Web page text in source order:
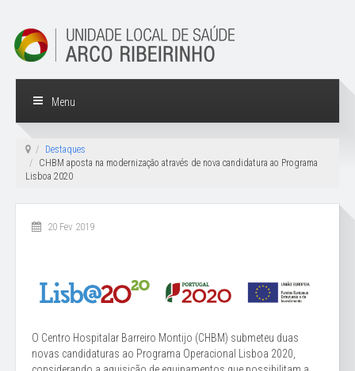
Menu
Destaques
CHBM aposta na modernização através de nova candidatura ao Programa
Lisboa 2020
20 Fev 2019
O Centro Hospitalar Barreiro Montijo (CHBM) submeteu duas
novas candidaturas ao Programa Operacional Lisboa 2020,